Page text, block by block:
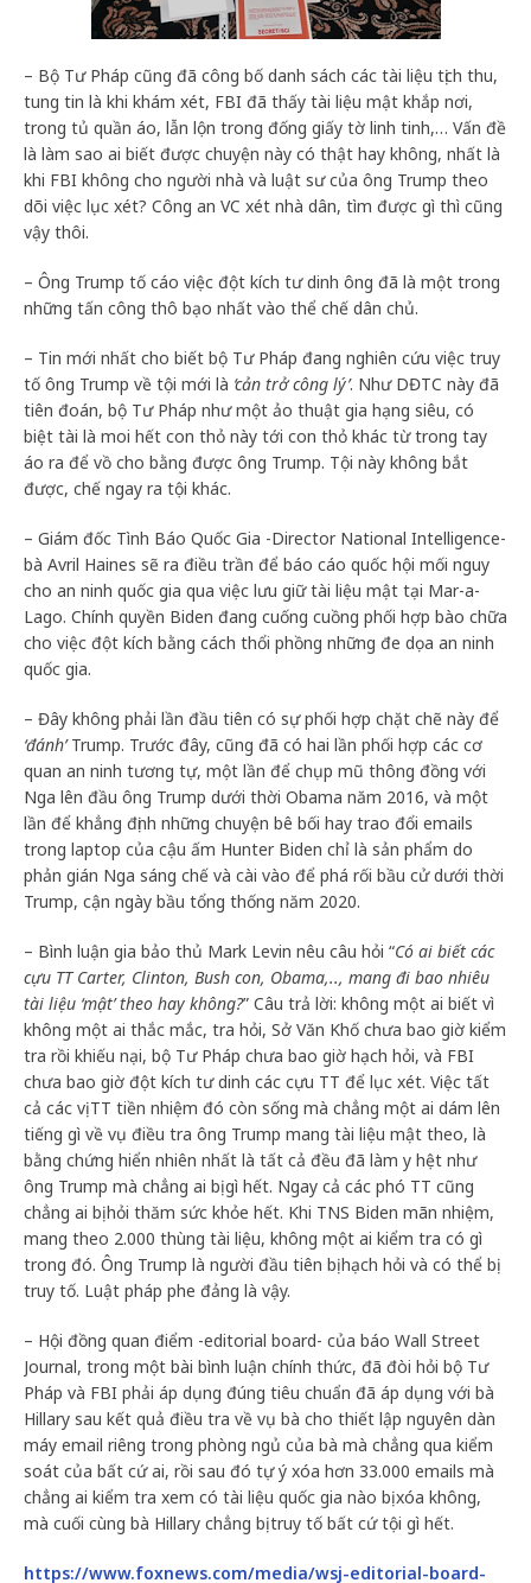
– Bộ Tư Pháp cũng đã công bố danh sách các tài liệu tịch thu,
tung tin là khi khám xét, FBI đã thấy tài liệu mật khắp nơi,
trong tủ quần áo, lẫn lộn trong đống giấy tờ linh tinh,… Vấn đề
là làm sao ai biết được chuyện này có thật hay không, nhất là
khi FBI không cho người nhà và luật sư của ông Trump theo
dõi việc lục xét? Công an VC xét nhà dân, tìm được gì thì cũng
vậy thôi.
– Ông Trump tố cáo việc đột kích tư dinh ông đã là một trong
những tấn công thô bạo nhất vào thể chế dân chủ.
– Tin mới nhất cho biết bộ Tư Pháp đang nghiên cứu việc truy
tố ông Trump về tội mới là ‘cản trở công lý’. Như DĐTC này đã
tiên đoán, bộ Tư Pháp như một ảo thuật gia hạng siêu, có
biệt tài là moi hết con thỏ này tới con thỏ khác từ trong tay
áo ra để vồ cho bằng được ông Trump. Tội này không bắt
được, chế ngay ra tội khác.
– Giám đốc Tình Báo Quốc Gia -Director National Intelligence-
bà Avril Haines sẽ ra điều trần để báo cáo quốc hội mối nguy
cho an ninh quốc gia qua việc lưu giữ tài liệu mật tại Mar-a-
Lago. Chính quyền Biden đang cuống cuồng phối hợp bào chữa
cho việc đột kích bằng cách thổi phồng những đe dọa an ninh
quốc gia.
– Đây không phải lần đầu tiên có sự phối hợp chặt chẽ này để
‘đánh’Trump. Trước đây, cũng đã có hai lần phối hợp các cơ
quan an ninh tương tự, một lần để chụp mũ thông đồng với
Nga lên đầu ông Trump dưới thời Obama năm 2016, và một
lần để khẳng định những chuyện bê bối hay trao đổi emails
trong laptop của cậu ấm Hunter Biden chỉ là sản phẩm do
phản gián Nga sáng chế và cài vào để phá rối bầu cử dưới thời
Trump, cận ngày bầu tổng thống năm 2020.
– Bình luận gia bảo thủ Mark Levin nêu câu hỏi “Có ai biết các
cựu TT Carter, Clinton, Bush con, Obama,.., mang đi bao nhiêu
tài liệu ‘mật’ theo hay không?” Câu trả lời: không một ai biết vì
không một ai thắc mắc, tra hỏi, Sở Văn Khố chưa bao giờ kiểm
tra rồi khiếu nại, bộ Tư Pháp chưa bao giờ hạch hỏi, và FBI
chưa bao giờ đột kích tư dinh các cựu TT để lục xét. Việc tất
cả các vị TT tiền nhiệm đó còn sống mà chẳng một ai dám lên
tiếng gì về vụ điều tra ông Trump mang tài liệu mật theo, là
bằng chứng hiển nhiên nhất là tất cả đều đã làm y hệt như
ông Trump mà chẳng ai bị gì hết. Ngay cả các phó TT cũng
chẳng ai bị hỏi thăm sức khỏe hết. Khi TNS Biden mãn nhiệm,
mang theo 2.000 thùng tài liệu, không một ai kiểm tra có gì
trong đó. Ông Trump là người đầu tiên bị hạch hỏi và có thể bị
truy tố. Luật pháp phe đảng là vậy.
– Hội đồng quan điểm -editorial board- của báo Wall Street
Journal, trong một bài bình luận chính thức, đã đòi hỏi bộ Tư
Pháp và FBI phải áp dụng đúng tiêu chuẩn đã áp dụng với bà
Hillary sau kết quả điều tra về vụ bà cho thiết lập nguyên dàn
máy email riêng trong phòng ngủ của bà mà chẳng qua kiểm
soát của bất cứ ai, rồi sau đó tự ý xóa hơn 33.000 emails mà
chẳng ai kiểm tra xem có tài liệu quốc gia nào bị xóa không,
mà cuối cùng bà Hillary chẳng bị truy tố bất cứ tội gì hết.
https://www.foxnews.com/media/wsj-editorial-board-